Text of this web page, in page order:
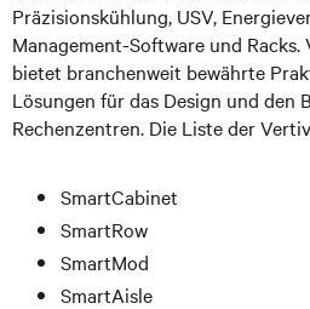
Präzisionskühlung, USV,
Management-Software und
bietet branchenweit bewährte
Lösungen für das Design und den
Rechenzentren. Die Liste der
SmartCabinet
SmartRow
SmartMod
SmartAisle